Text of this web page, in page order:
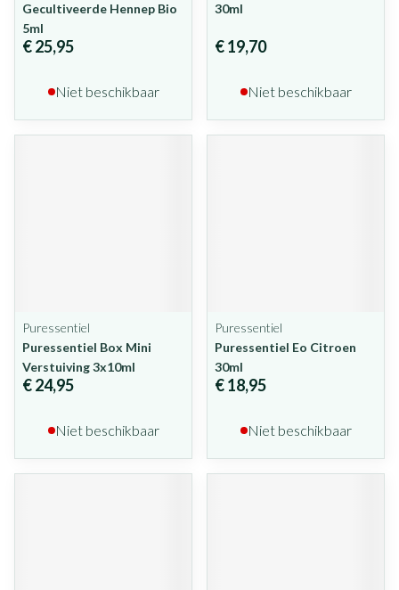
Gecultiveerde Hennep Bio
5ml
€ 25,95
Niet beschikbaar
30ml
€ 19,70
Niet beschikbaar
Puressentiel
Puressentiel Box Mini
Verstuiving 3x10ml
€ 24,95
Niet beschikbaar
Puressentiel
Puressentiel Eo Citroen
30ml
€ 18,95
Niet beschikbaar